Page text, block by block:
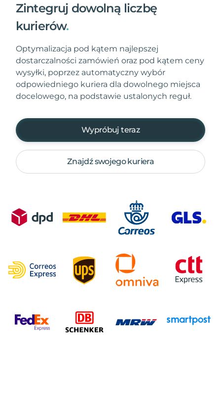
Zintegruj dowolną liczbę
kurierów.
Optymalizacja pod kątem najlepszej
dostarczalności zamówień oraz pod kątem ceny
wysyłki, poprzez automatyczny wybór
odpowiedniego kuriera dla dowolnego miejsca
docelowego, na podstawie ustalonych reguł.
Wypróbuj teraz
Znajdź swojego kuriera